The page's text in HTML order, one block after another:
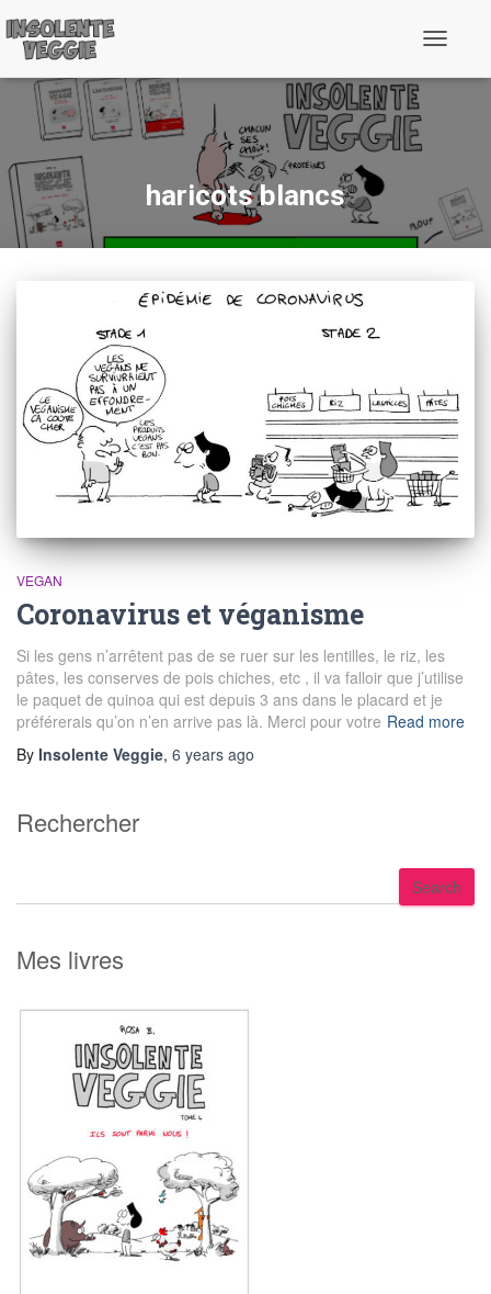
haricots blancs
VEGAN
Coronavirus et véganisme
Si les gens n’arrêtent pas de se ruer sur les lentilles, le riz, les
pâtes, les conserves de pois chiches, etc , il va falloir que j’utilise
le paquet de quinoa qui est depuis 3 ans dans le placard et je
préférerais qu’on n’en arrive pas là. Merci pour votre Read more
By Insolente Veggie, 6 years ago
Rechercher
e
c
Search
Mes livres